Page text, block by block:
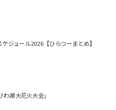
ジュール2026【ひらつーまとめ】
湖大花火大会」